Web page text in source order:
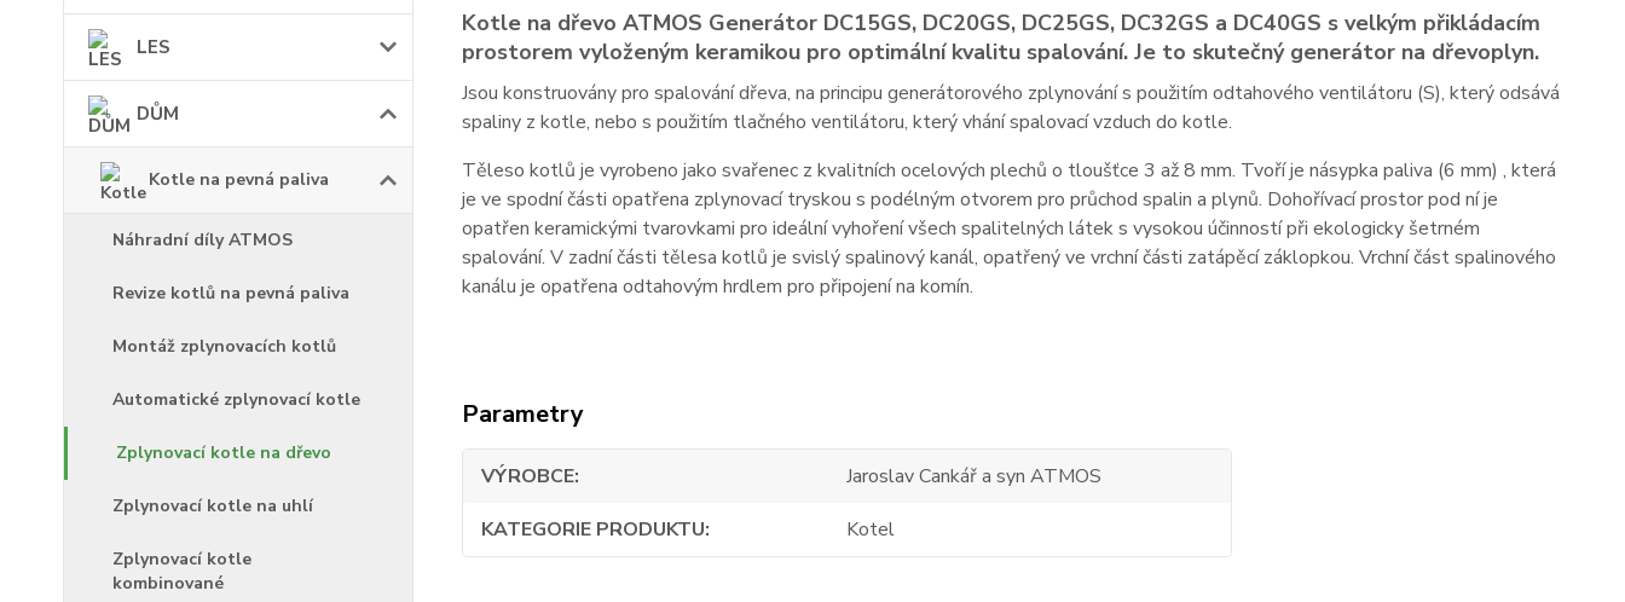
LES
DŮM
Kotle na pevná paliva
Náhradní díly ATMOS
Revize kotlů na pevná paliva
Montáž zplynovacích kotlů
Automatické zplynovací kotle
Zplynovací kotle na dřevo
Zplynovací kotle na uhlí
Zplynovací kotle
kombinované
Kotle na dřevo ATMOS Generátor DC15GS, DC20GS, DC25GS, DC32GS a DC40GS s velkým přikládacím
prostorem vyloženým keramikou pro optimální kvalitu spalování. Je to skutečný generátor na dřevoplyn.
Jsou konstruovány pro spalování dřeva, na principu generátorového zplynování s použitím odtahového ventilátoru (S), který odsává
spaliny z kotle, nebo s použitím tlačného ventilátoru, který vhání spalovací vzduch do kotle.
Těleso kotlů je vyrobeno jako svařenec z kvalitních ocelových plechů o tloušťce 3 až 8 mm. Tvoří je násypka paliva (6 mm) , která
je ve spodní části opatřena zplynovací tryskou s podélným otvorem pro průchod spalin a plynů. Dohořívací prostor pod ní je
opatřen keramickými tvarovkami pro ideální vyhoření všech spalitelných látek s vysokou účinností při ekologicky šetrném
spalování. V zadní části tělesa kotlů je svislý spalinový kanál, opatřený ve vrchní části zatápěcí záklopkou. Vrchní část spalinového
kanálu je opatřena odtahovým hrdlem pro připojení na komín.
Parametry
VÝROBCE
Jaroslav Cankář a syn ATMOS
KATEGORIE PRODUKTU
Kotel